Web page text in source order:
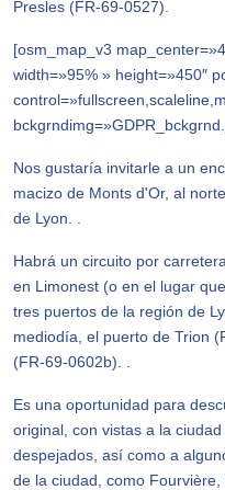
Presles (FR-69-0527).
[osm_map_v3
width=»95% » height=»450″
Nos gustaría invitarle a un
macizo de Monts d'Or, al
de Lyon. .
Habrá un circuito por
en Limonest (o en el lugar
tres puertos de la región de
mediodía, el puerto de Trion
(FR-69-0602b). .
Es una oportunidad para
original, con vistas a la
despejados, así como a
de la ciudad, como